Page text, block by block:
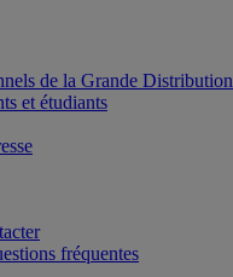
de la Grande Distribution
et étudiants
fréquentes